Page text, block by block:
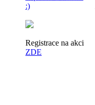
:)
Registrace na akci
ZDE